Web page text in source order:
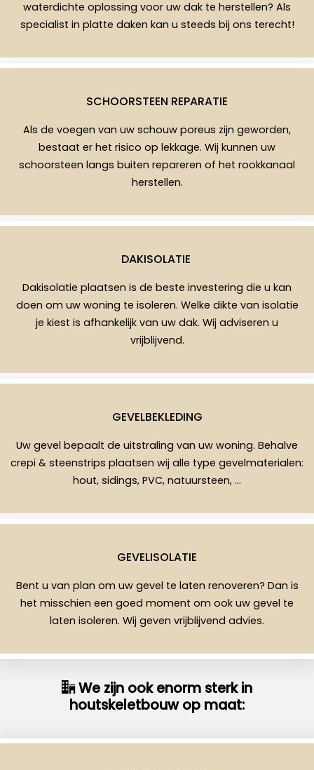
waterdichte oplossing voor uw dak te herstellen? Als
specialist in platte daken kan u steeds bij ons terecht!
SCHOORSTEEN REPARATIE
Als de voegen van uw schouw poreus zijn geworden,
bestaat er het risico op lekkage. Wij kunnen uw
schoorsteen langs buiten repareren of het rookkanaal
herstellen.
DAKISOLATIE
Dakisolatie plaatsen is de beste investering die u kan
doen om uw woning te isoleren. Welke dikte van isolatie
je kiest is afhankelijk van uw dak. Wij adviseren u
vrijblijvend.
GEVELBEKLEDING
Uw gevel bepaalt de uitstraling van uw woning. Behalve
crepi & steenstrips plaatsen wij alle type gevelmaterialen:
hout, sidings, PVC, natuursteen, …
GEVELISOLATIE
Bent u van plan om uw gevel te laten renoveren? Dan is
het misschien een goed moment om ook uw gevel te
laten isoleren. Wij geven vrijblijvend advies.
We zijn ook enorm sterk in
houtskeletbouw op maat: